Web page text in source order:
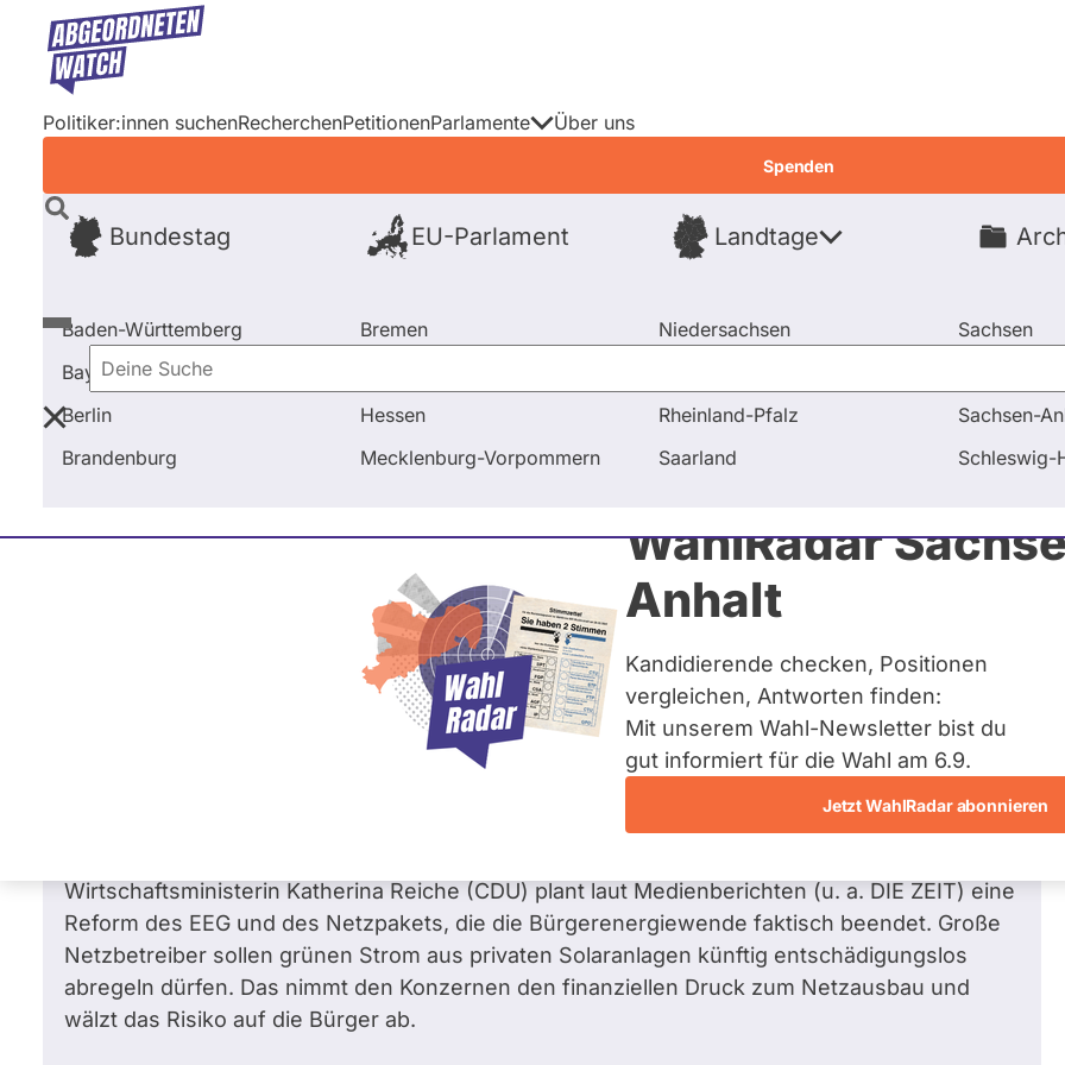
Direkt
Inhalt
Politiker:innen suchenRecherchenPetitionenParlamente
Bundestag EU-Parlament Landtage
Baden-Württemberg
Bayern
Berlin
Brandenburg
Bremen
Hessen
Mecklenburg-Vorpommern
Niedersachsen
Rheinland-Pfalz
Saarland
Sachsen
Sachsen-
Schleswig-
Über uns
Spenden
Deine
Suche
WahlRadar
Anhalt
Kandidierende checken, Positionen
vergleichen, Antworten finden:
Mit unserem Wahl-Newsletter bist du
gut informiert für die Wahl am 6.9.
Jetzt WahlRadar abonnieren
Startseite Frage stellen Heidi Reichinnek Fragen und Antworten Wird die Linksfraktion den Lobbyismus-
Heidi Reichinnek / 332
Fragen beantwortet
Wird die Linksfraktion den Lobbyismus-Verdacht um das Netzpaket von Ministerin
Reiche (Ex-Westenergie) und die geplante Ausbaubremse parlamentarisch
Wirtschaftsministerin Katherina Reiche (CDU) plant laut Medienberichten (u. a. DIE ZEIT) eine
Reform des EEG und des Netzpakets, die die Bürgerenergiewende faktisch beendet. Große
Netzbetreiber sollen grünen Strom aus privaten Solaranlagen künftig entschädigungslos
abregeln dürfen. Das nimmt den Konzernen den finanziellen Druck zum Netzausbau und
wälzt das Risiko auf die Bürger ab.